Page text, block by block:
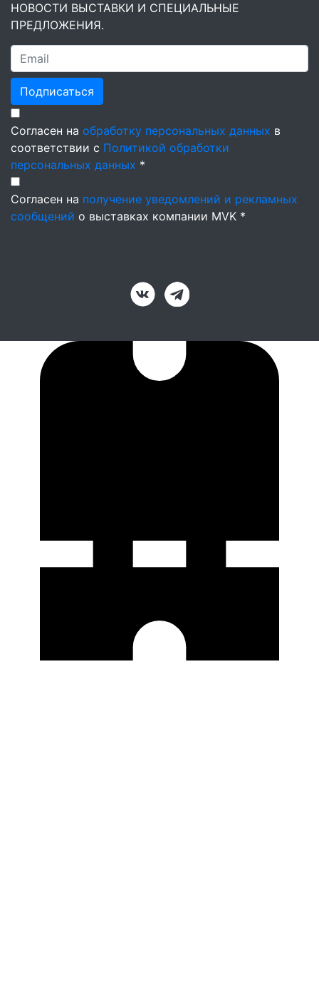
НОВОСТИ ВЫСТАВКИ И СПЕЦИАЛЬНЫЕ
ПРЕДЛОЖЕНИЯ.
Подписаться
Согласен на обработку персональных данных в
соответствии с Политикой обработки
персональных данных *
Согласен на получение уведомлений и рекламных
сообщений о выставках компании MVK *